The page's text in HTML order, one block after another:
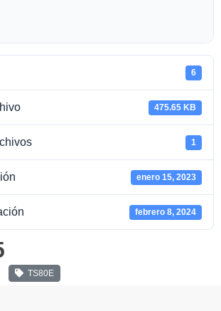
6
475.65 KB
1
enero 15, 2023
febrero 8, 2024
TS80E